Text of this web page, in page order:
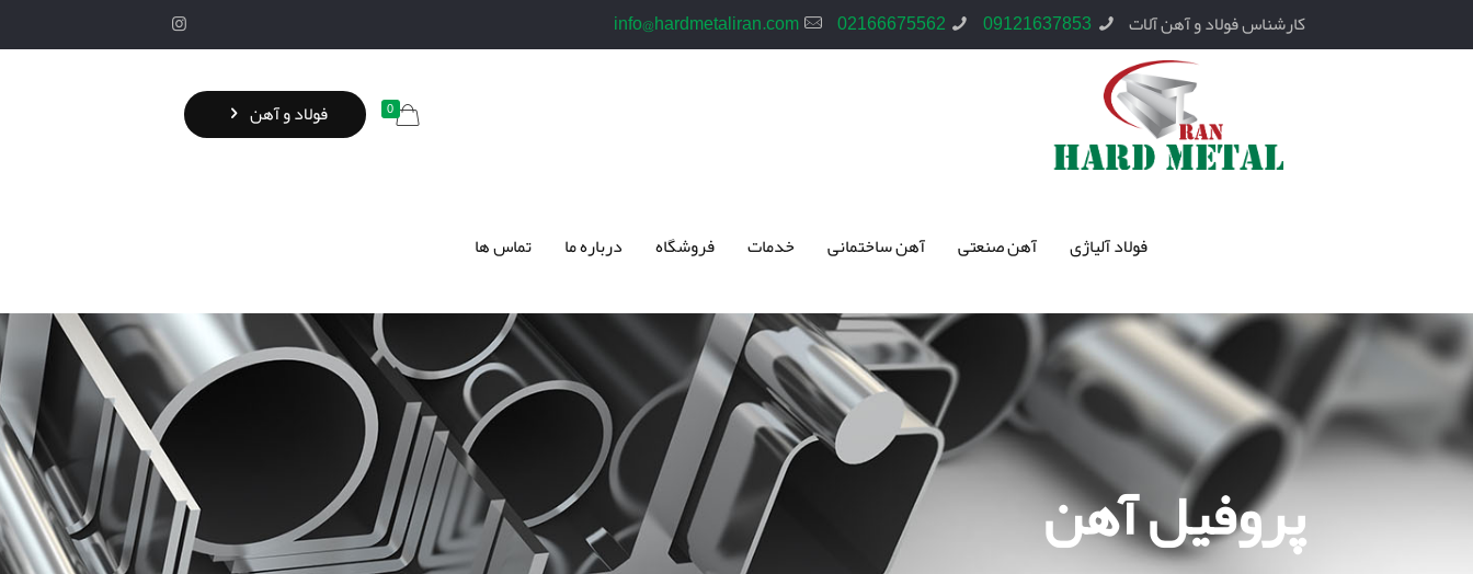
کارشناس فولاد و آهن آلات 09121637853
02166675562
info@hardmetaliran.com
فولاد آلیاژی آهن صنعتی آهن ساختمانی خدمات فروشگاه درباره ما تماس ها
0 فولاد و آهن
پروفیل آهن